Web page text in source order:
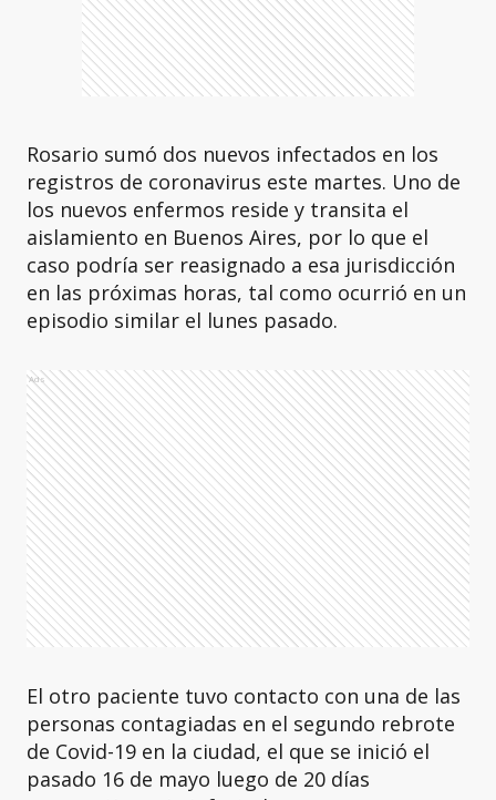
Rosario sumó dos nuevos infectados en los
registros de coronavirus este martes. Uno de
los nuevos enfermos reside y transita el
aislamiento en Buenos Aires, por lo que el
caso podría ser reasignado a esa jurisdicción
en las próximas horas, tal como ocurrió en un
episodio similar el lunes pasado.
Ads
El otro paciente tuvo contacto con una de las
personas contagiadas en el segundo rebrote
de Covid-19 en la ciudad, el que se inició el
pasado 16 de mayo luego de 20 días